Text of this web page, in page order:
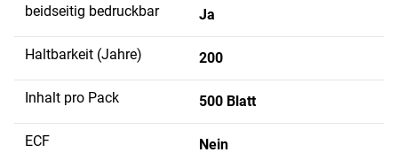
beidseitig bedruckbar Ja
Haltbarkeit (Jahre) 200
Inhalt pro Pack 500 Blatt
ECF Nein